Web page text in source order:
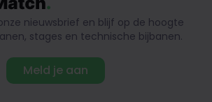
nieuwsbrief en blijf op de hoogte
stages en technische bijbanen.
Meld je aan